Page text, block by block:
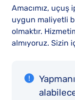
Amacımız, uçuş
uygun maliyetli
olmaktır.
almıyoruz. Sizin